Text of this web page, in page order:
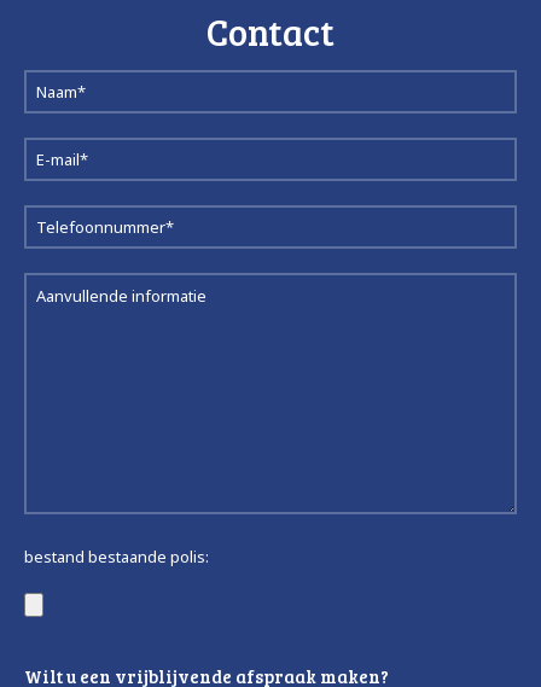
Contact
bestand bestaande polis:
Wilt u een vrijblijvende afspraak maken?